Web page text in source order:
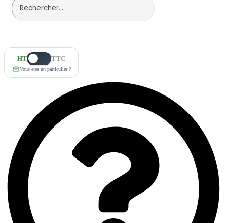
HT TTC
Vous êtes un particulier ?